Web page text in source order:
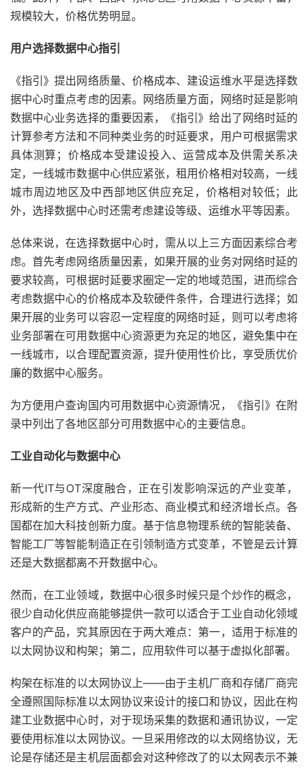
规模较大，价格优势明显。
用户选择数据中心指引
《指引》提出网络质量、价格成本、建设运维水平是选择数
据中心时重点考虑的因素。网络质量方面，网络时延是影响
数据中心业务选择的重要因素，《指引》给出了网络时延的
计算参考方法和不同种类业务的时延要求，用户可根据需求
具体测算；价格成本受建设投入、运营成本及供需关系决
定，一线城市数据中心供应紧张，租用价格相对较高，一线
城市周边地区及中西部地区供应充足，价格相对较低；此
外，选择数据中心时还需考虑建设等级、运维水平等因素。
总体来说，在选择数据中心时，需从以上三方面因素综合考
虑。首先考虑网络质量因素，如果开展的业务对网络时延的
要求较高，可根据时延要求圈定一定的地域范围，进而综合
考虑数据中心的价格成本及软硬件条件，合理进行选择；如
果开展的业务可以容忍一定程度的网络时延，则可以考虑将
业务部署在可用数据中心资源更为充足的地区，避免集中在
一线城市，以合理配置资源，提升使用性价比，享受质优价
廉的数据中心服务。
为方便用户查询国内可用数据中心资源情况，《指引》在附
录中列出了各地区部分可用数据中心的主要信息。
工业自动化与数据中心
新一代IT与OT深度融合，正在引发影响深远的产业变革，
形成新的生产方式、产业形态、商业模式和经济增长点。各
国都在加大科技创新力度。基于信息物理系统的智能装备、
智能工厂等智能制造正在引领制造方式变革，不管是云计算
还是大数据都离不开数据中心。
然而，在工业领域，数据中心很多时候只是个炒作的概念，
很少自动化供应商能够提供一款可以适合于工业自动化领域
客户的产品，究其原因在于两大难点：第一，适用于标准的
以太网协议和构架；第二，应用软件可以基于虚拟化部署。
构架在标准的以太网协议上——由于主机厂商和存储厂商完
全遵照国际标准以太网协议来设计的接口和协议，因此在构
建工业数据中心时，对于现场采集的数据和通讯协议，一定
要使用标准以太网协议。一旦采用修改的以太网络协议，无
论是存储还是主机层面都会对这种修改了的以太网表示不兼